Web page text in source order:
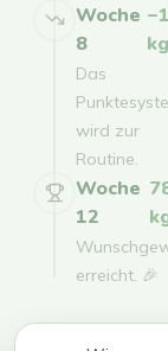
Woche
8
kg
Das
wird zur
Routine.
Woche
12
erreicht. 🎉